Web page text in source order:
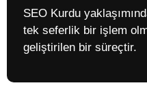
SEO Kurdu
tek seferlik bir işlem
geliştirilen bir süreçtir.